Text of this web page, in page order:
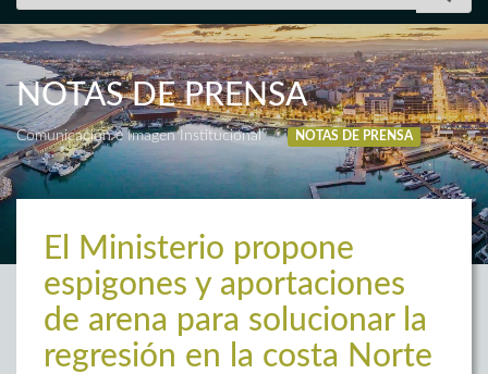
NOTAS DE PRENSA
Comunicación e Imagen Institucional NOTAS DE PRENSA
El Ministerio propone
espigones y aportaciones
de arena para solucionar la
regresión en la costa Norte